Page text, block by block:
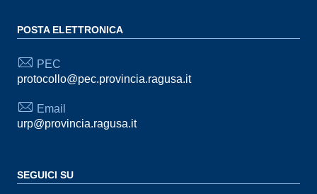
POSTA ELETTRONICA
PEC
protocollo@pec.provincia.ragusa.it
Email
urp@provincia.ragusa.it
SEGUICI SU